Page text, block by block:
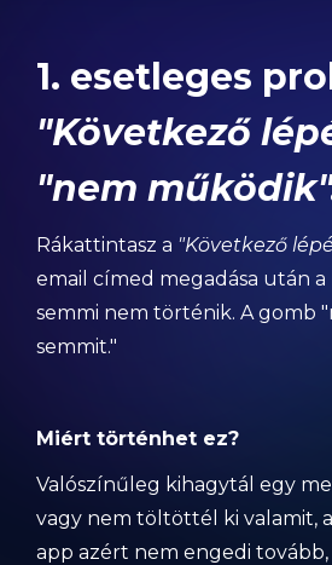
1. esetleges
"Következő
"nem
Rákattintasz a "Következő
email címed megadása után
semmi nem történik. A gomb
semmit."
Miért történhet ez?
Valószínűleg kihagytál egy
vagy nem töltöttél ki valamit,
app azért nem engedi